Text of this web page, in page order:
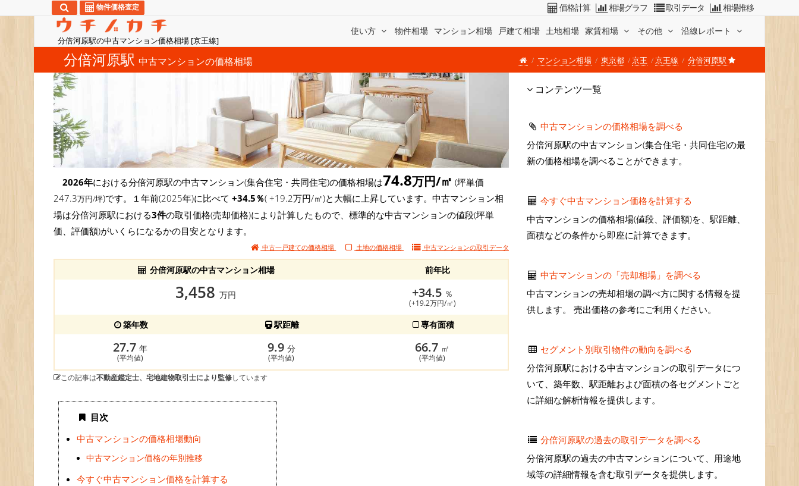
分倍河原駅の中古マンション価格相場 [京王線]
使い方 物件相場 マンション相場 戸建て相場 土地相場 家賃相場 その他 沿線レポート
物件価格査定 価格計算 相場グラフ 取引データ 相場推移
分倍河原駅 中古マンションの価格相場 マンション相場 東京都 京王 京王線 分倍河原駅
2026年における分倍河原駅の中古マンション(集合住宅・共同住宅)の価格相場は74.8万円/㎡ (坪単価
247.3万円/坪)です。１年前(2025年)に比べて +34.5％( +19.2万円/㎡)と大幅に上昇しています。中古マンション相
場は分倍河原駅における3件の取引価格(売却価格)により計算したもので、標準的な中古マンションの値段(坪単
価、評価額)がいくらになるかの目安となります。
中古一戸建ての価格相場 土地の価格相場 中古マンションの取引データ
分倍河原駅の中古マンション相場 前年比
3,458 万円 +34.5 ％
(+19.2万円/㎡)
築年数 駅距離 専有面積
27.7 年
(平均値)
9.9 分
(平均値)
66.7 ㎡
(平均値)
この記事は不動産鑑定士、宅地建物取引士により監修しています
目次
中古マンションの価格相場動向
中古マンション価格の年別推移
今すぐ中古マンション価格を計算する
コンテンツ一覧
中古マンションの価格相場を調べる
分倍河原駅の中古マンション(集合住宅・共同住宅)の最
新の価格相場を調べることができます。
今すぐ中古マンション価格を計算する
中古マンションの価格相場(値段、評価額)を、駅距離、
面積などの条件から即座に計算できます。
中古マンションの「売却相場」を調べる
中古マンションの売却相場の調べ方に関する情報を提
供します。 売出価格の参考にご利用ください。
セグメント別取引物件の動向を調べる
分倍河原駅における中古マンションの取引データにつ
いて、築年数、駅距離および面積の各セグメントごと
に詳細な解析情報を提供します。
分倍河原駅の過去の取引データを調べる
分倍河原駅の過去の中古マンションについて、用途地
域等の詳細情報を含む取引データを提供します。